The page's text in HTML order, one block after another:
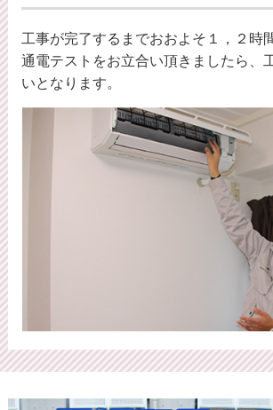
工事が完了するまでおおよそ１，２時
通電テストをお立合い頂きましたら、
いとなります。